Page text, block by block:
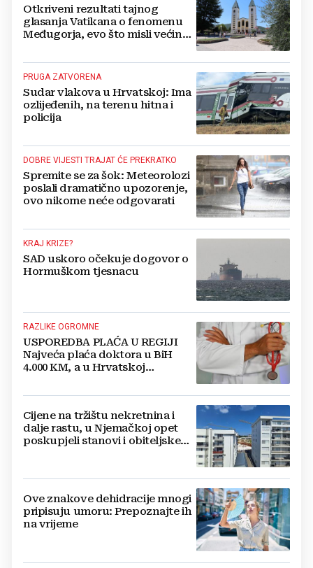
Otkriveni rezultati tajnog
glasanja Vatikana o fenomenu
Međugorja, evo što misli većina
PRUGA ZATVORENA
Sudar vlakova u Hrvatskoj: Ima
ozlijeđenih, na terenu hitna i
policija
DOBRE VIJESTI TRAJAT ĆE PREKRATKO
Spremite se za šok: Meteorolozi
poslali dramatično upozorenje,
ovo nikome neće odgovarati
KRAJ KRIZE?
SAD uskoro očekuje dogovor o
Hormuškom tjesnacu
RAZLIKE OGROMNE
USPOREDBA PLAĆA U REGIJI
Najveća plaća doktora u BiH
4.000 KM, a u Hrvatskoj
Cijene na tržištu nekretnina i
dalje rastu, u Njemačkoj opet
poskupjeli stanovi i obiteljske
Ove znakove dehidracije mnogi
pripisuju umoru: Prepoznajte ih
na vrijeme